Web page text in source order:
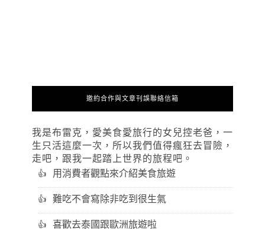
邀約合作與文章刊誤聯絡信箱
我是布雷克，愛美食愛旅行的女兒控老爸，一
生只活這麼一次，所以我們值得瘋狂去冒險，
走吧，跟我一起踏上世界的旅程吧。
用消費者觀點來介紹美食旅遊
難吃不會寫除非吃到很生氣
喜歡去泰國跟歐洲旅遊啦